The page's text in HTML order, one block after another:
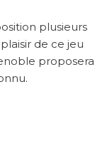
plusieurs
de ce jeu
proposera